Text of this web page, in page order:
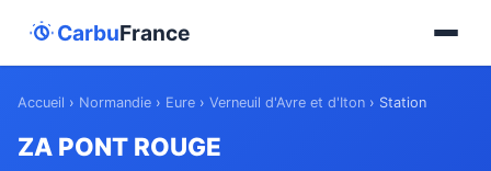
CarbuFrance
Accueil › Normandie › Eure › Verneuil d'Avre et d'Iton › Station
ZA PONT ROUGE